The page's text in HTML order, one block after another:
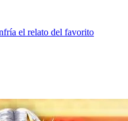
el relato del favorito